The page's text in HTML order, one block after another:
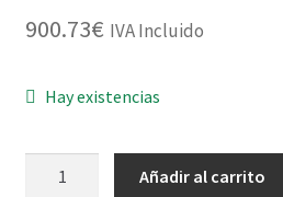
900.73€ IVA Incluido
Hay existencias
Añadir al carrito